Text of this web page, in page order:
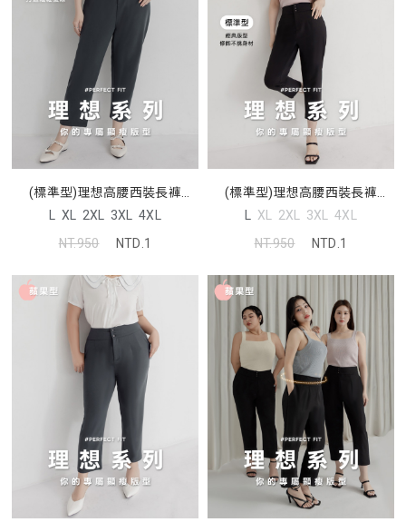
(標準型)理想高腰西裝長褲
MISS. 中大尺碼褲子
L XL 2XL 3XL 4XL
NT.950
NTD.1
(標準型)理想高腰西裝長褲
MISS. 中大尺碼褲子
L XL 2XL 3XL 4XL
NT.950
NTD.1